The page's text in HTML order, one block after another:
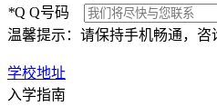
*Q Q号码
温馨提示：请保持手机畅通，
学校地址
入学指南